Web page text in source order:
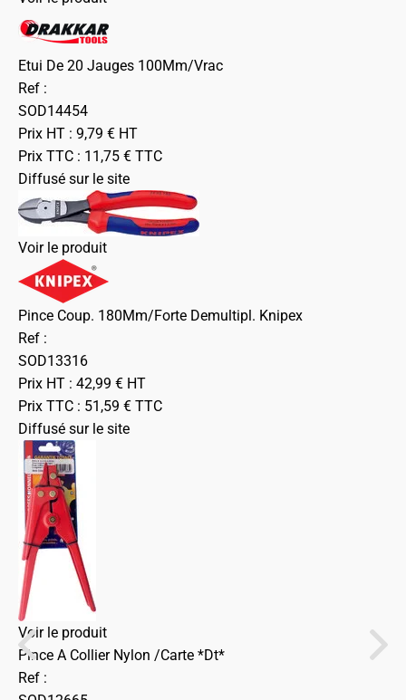
Etui De 20 Jauges 100Mm/Vrac
Ref :
SOD14454
Prix HT : 9,79 € HT
Prix TTC : 11,75 € TTC
Diffusé sur le site
Voir le produit
Pince Coup. 180Mm/Forte Demultipl. Knipex
Ref :
SOD13316
Prix HT : 42,99 € HT
Prix TTC : 51,59 € TTC
Diffusé sur le site
Voir le produit
Pince A Collier Nylon /Carte *Dt*
Ref :